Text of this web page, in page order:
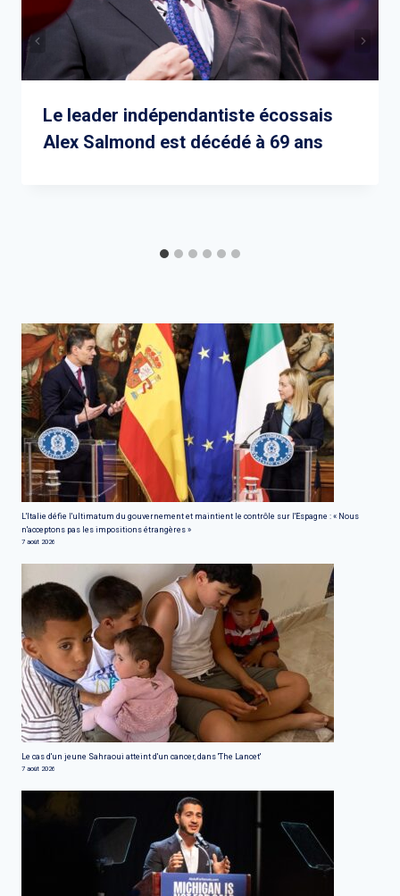
Le leader indépendantiste écossais
Alex Salmond est décédé à 69 ans
L'Italie défie l'ultimatum du gouvernement et maintient le contrôle sur l'Espagne : « Nous
n'acceptons pas les impositions étrangères »
7 août 2026
Le cas d'un jeune Sahraoui atteint d'un cancer, dans 'The Lancet'
7 août 2026